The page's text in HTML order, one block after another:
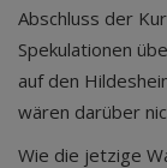
Abschluss der
Spekulationen
auf den
wären darüber
Wie die jetzige